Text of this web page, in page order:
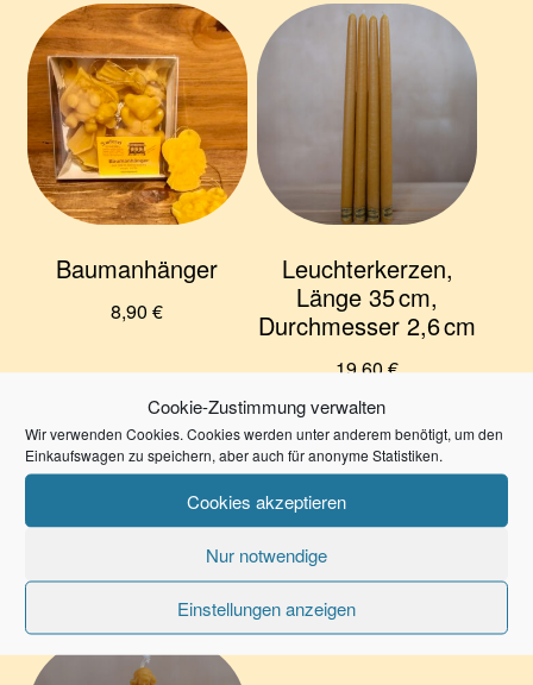
Cookie-Zustimmung verwalten
Wir verwenden Cookies. Cookies werden unter anderem benötigt, um den
Einkaufswagen zu speichern, aber auch für anonyme Statistiken.
Cookies akzeptieren
Nur notwendige
Einstellungen anzeigen
Baumanhänger
8,90€
zzgl.Versandkosten
3-7 Werktage
In den Warenkorb
Leuchterkerzen,
Länge 35 cm,
Durchmesser 2,6 cm
19,60€
4,90€/Stück
zzgl.Versandkosten
Lieferzeit:
In den Warenkorb